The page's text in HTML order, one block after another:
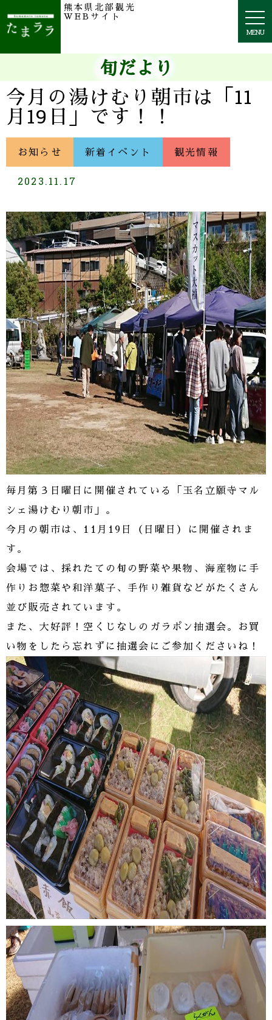
MENU
熊本県北部観光
WEBサイト
旬だより
今月の湯けむり朝市は「11
月19日」です！！
お知らせ 新着イベント 観光情報
2023.11.17
毎月第３日曜日に開催されている「玉名立願寺マル
シェ湯けむり朝市」。
今月の朝市は、11月19日（日曜日）に開催されま
す。
会場では、採れたての旬の野菜や果物、海産物に手
作りお惣菜や和洋菓子、手作り雑貨などがたくさん
並び販売されています。
また、大好評！空くじなしのガラポン抽選会。お買
い物をしたら忘れずに抽選会にご参加くださいね！